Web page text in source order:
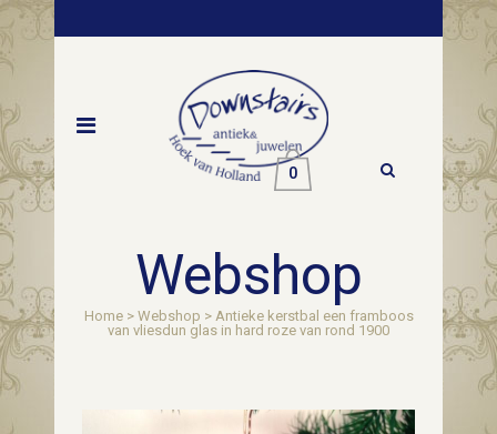
0
Webshop
Home> Webshop > Antieke kerstbal een framboos
van vliesdun glas in hard roze van rond 1900